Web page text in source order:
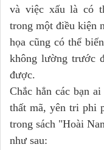
và việc xấu là có
trong một điều kiện
họa cũng có thể
không lường trước
được.
Chắc hẳn các bạn
thất mã, yên tri phi
trong sách "Hoài
như sau: